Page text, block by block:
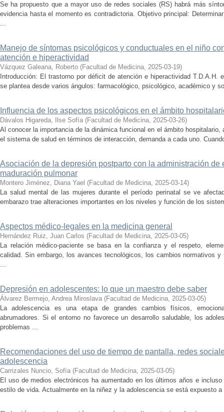
Se ha propuesto que a mayor uso de redes sociales (RS) habrá más
evidencia hasta el momento es contradictoria. Objetivo principal:
...
Manejo de síntomas psicológicos y conductuales en el niño
atención e hiperactividad
Vázquez Galeana, Roberto (Facultad de Medicina, 2025-03-19)
Introducción: El trastorno por déficit de atención e hiperactividad T.D.A.H.
se plantea desde varios ángulos: farmacológico, psicológico, académico y
Influencia de los aspectos psicológicos en el ámbito
Dávalos Higareda, Ilse Sofía (Facultad de Medicina, 2025-03-26)
Al conocer la importancia de la dinámica funcional en el ámbito hospitalario,
el sistema de salud en términos de interacción, demanda a cada uno.
Asociación de la depresión postparto con la administración de
maduración pulmonar
Montero Jiménez, Diana Yael (Facultad de Medicina, 2025-03-14)
La salud mental de las mujeres durante el período perinatal se ve
embarazo trae alteraciones importantes en los niveles y función de los
Aspectos médico-legales en la medicina general
Hernández Ruiz, Juan Carlos (Facultad de Medicina, 2025-03-05)
La relación médico-paciente se basa en la confianza y el respeto,
calidad. Sin embargo, los avances tecnológicos, los cambios normativos
...
Depresión en adolescentes: lo que un maestro debe saber
Álvarez Bermejo, Andrea Miroslava (Facultad de Medicina, 2025-03-05)
La adolescencia es una etapa de grandes cambios físicos,
abrumadores. Si el entorno no favorece un desarrollo saludable, los
problemas ...
Recomendaciones del uso de tiempo de pantalla, redes
adolescencia
Carrizales Nuncio, Sofía (Facultad de Medicina, 2025-03-05)
El uso de medios electrónicos ha aumentado en los últimos años e
estilo de vida. Actualmente en la niñez y la adolescencia se está expuesto